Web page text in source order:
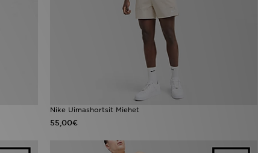
Nike Uimashortsit Miehet
55,00€